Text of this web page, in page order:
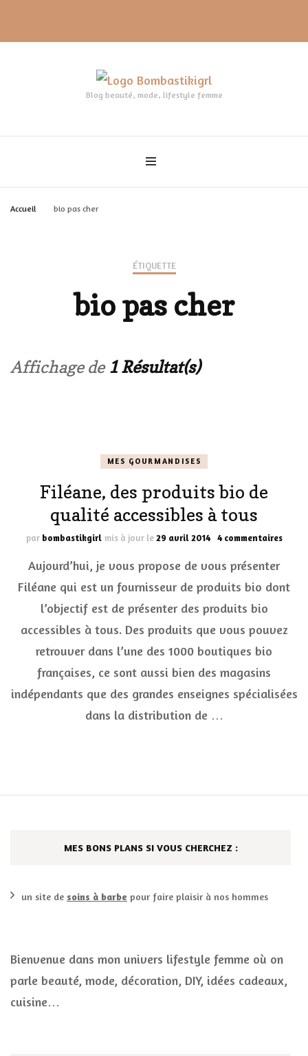
Blog beauté, mode, lifestyle femme
Accueil bio pas cher
ÉTIQUETTE
bio pas cher
Affichage de 1 Résultat(s)
MES GOURMANDISES
Filéane, des produits bio de
qualité accessibles à tous
par bombastikgirl mis à jour le29 avril 2014 4 commentairessur
bio
Aujourd’hui, je vous propose de vous présenter
Filéane qui est un fournisseur de produits bio dont
l’objectif est de présenter des produits bio
accessibles à tous. Des produits que vous pouvez
retrouver dans l’une des 1000 boutiques bio
françaises, ce sont aussi bien des magasins
indépendants que des grandes enseignes spécialisées
dans la distribution de …
MES BONS PLANS SI VOUS CHERCHEZ :
un site de soins à barbe pour faire plaisir à nos hommes
Bienvenue dans mon univers lifestyle femme où on
parle beauté, mode, décoration, DIY, idées cadeaux,
cuisine…